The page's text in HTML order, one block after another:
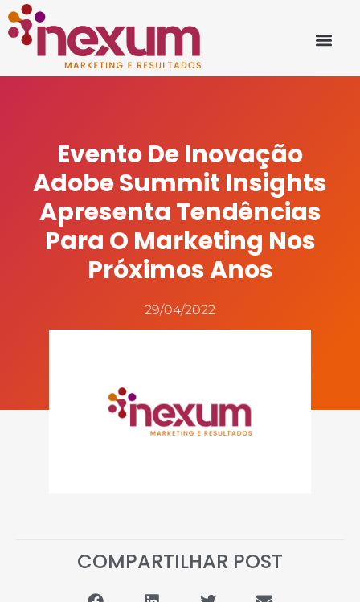
Evento De Inovação
Adobe Summit Insights
Apresenta Tendências
Para O Marketing Nos
Próximos Anos
29/04/2022
COMPARTILHAR POST